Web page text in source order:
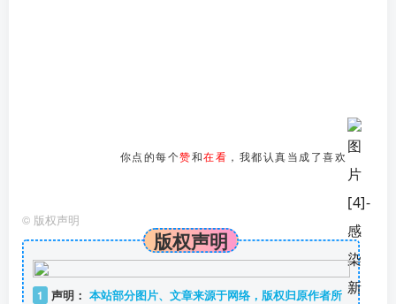
你点的每个赞和在看 ，我都认真当成了喜欢
© 版权声明
版权声明
1 声明： 本站部分图片、文章来源于网络，版权归原作者所